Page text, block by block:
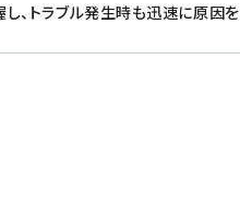
、トラブル発生時も迅速に原因